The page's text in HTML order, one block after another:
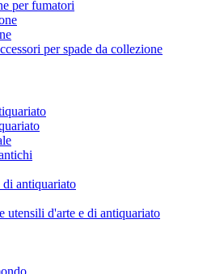
per fumatori
per spade da collezione
di antiquariato
utensili d'arte e di antiquariato